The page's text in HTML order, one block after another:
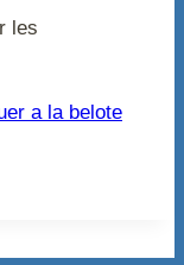
les
a la belote